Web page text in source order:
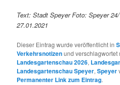
Text: Stadt Speyer Foto: Speyer
27.01.2021
Dieser Eintrag wurde veröffentlicht in
Verkehrsnotizenund verschlagwortet
Landesgartenschau 2026,
Landesgartenschau Speyer,Speyer
Permanenter Link zum Eintrag.